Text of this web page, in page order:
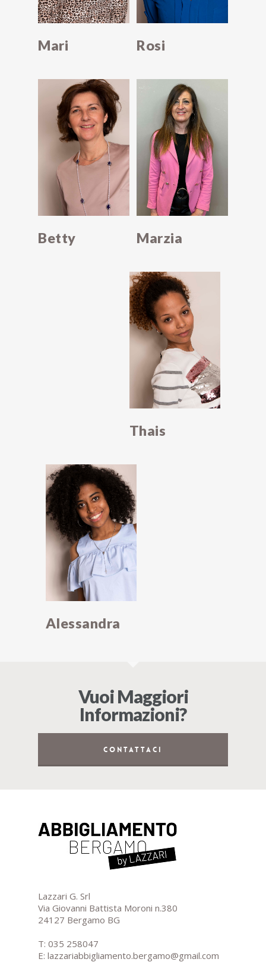
Mari Rosi
Betty Marzia
Thais
Alessandra
Vuoi Maggiori
Informazioni?
CONTATTACI
Lazzari G. Srl
Via Giovanni Battista Moroni n.380
24127 Bergamo BG
T: 035 258047
E: lazzariabbigliamento.bergamo@gmail.com